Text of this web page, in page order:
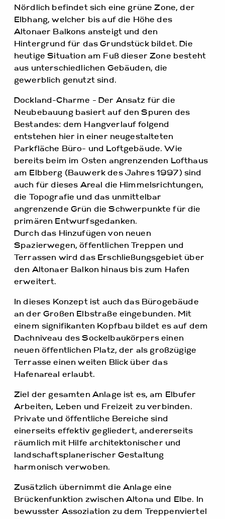
Nördlich befindet sich eine grüne Zone, der
Elbhang, welcher bis auf die Höhe des
Altonaer Balkons ansteigt und den
Hintergrund für das Grundstück bildet. Die
heutige Situation am Fuß dieser Zone besteht
aus unterschiedlichen Gebäuden, die
gewerblich genutzt sind.
Dockland-Charme - Der Ansatz für die
Neubebauung basiert auf den Spuren des
Bestandes: dem Hangverlauf folgend
entstehen hier in einer neugestalteten
Parkfläche Büro- und Loftgebäude. Wie
bereits beim im Osten angrenzenden Lofthaus
am Elbberg (Bauwerk des Jahres 1997) sind
auch für dieses Areal die Himmelsrichtungen,
die Topografie und das unmittelbar
angrenzende Grün die Schwerpunkte für die
primären Entwurfsgedanken.
Durch das Hinzufügen von neuen
Spazierwegen, öffentlichen Treppen und
Terrassen wird das Erschließungsgebiet über
den Altonaer Balkon hinaus bis zum Hafen
erweitert.
In dieses Konzept ist auch das Bürogebäude
an der Großen Elbstraße eingebunden. Mit
einem signifikanten Kopfbau bildet es auf dem
Dachniveau des Sockelbaukörpers einen
neuen öffentlichen Platz, der als großzügige
Terrasse einen weiten Blick über das
Hafenareal erlaubt.
Ziel der gesamten Anlage ist es, am Elbufer
Arbeiten, Leben und Freizeit zu verbinden.
Private und öffentliche Bereiche sind
einerseits effektiv gegliedert, andererseits
räumlich mit Hilfe architektonischer und
landschaftsplanerischer Gestaltung
harmonisch verwoben.
Zusätzlich übernimmt die Anlage eine
Brückenfunktion zwischen Altona und Elbe. In
bewusster Assoziation zu dem Treppenviertel